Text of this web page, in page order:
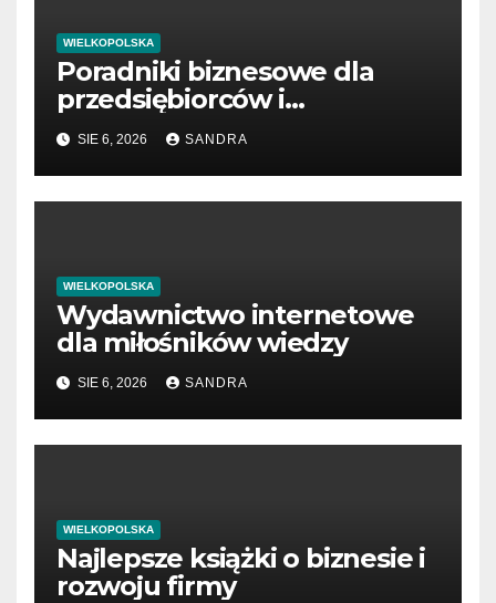
WIELKOPOLSKA
Poradniki biznesowe dla
przedsiębiorców i
menedżerów
SIE 6, 2026 SANDRA
WIELKOPOLSKA
Wydawnictwo internetowe
dla miłośników wiedzy
SIE 6, 2026 SANDRA
WIELKOPOLSKA
Najlepsze książki o biznesie i
rozwoju firmy